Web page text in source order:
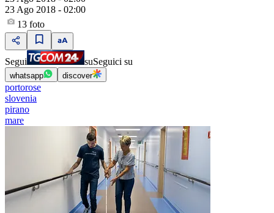
23 Ago 2018 - 02:00
13 foto
Segui suSeguici su
whatsapp discover
portorose
slovenia
pirano
mare